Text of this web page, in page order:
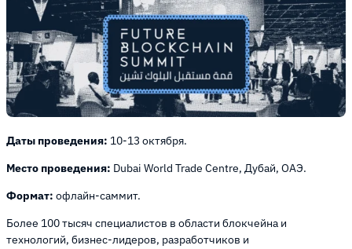
Даты проведения: 10-13 октября.
Место проведения: Dubai World Trade Centre, Дубай, ОАЭ.
Формат: офлайн-саммит.
Более 100 тысяч специалистов в области блокчейна и
технологий, бизнес-лидеров, разработчиков и